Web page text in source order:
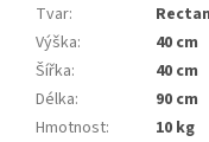
Tvar:
Výška:
40 cm
Šířka:
40 cm
Délka:
90 cm
Hmotnost:
10 kg